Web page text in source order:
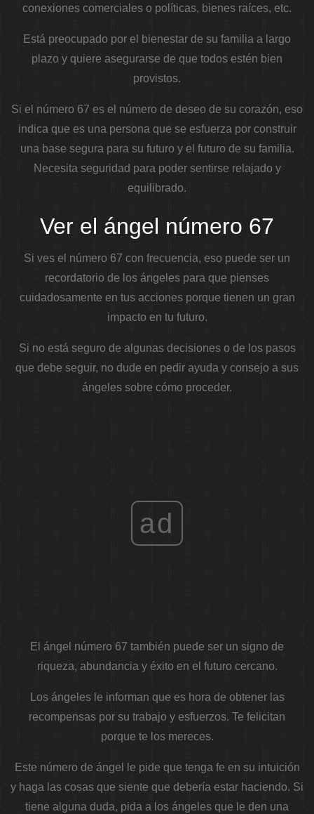
conexiones comerciales o políticas, bienes raíces, etc.
Está preocupado por el bienestar de su familia a largo
plazo y quiere asegurarse de que todos estén bien
provistos.
Si el número 67 es el número de deseo de su corazón, eso
indica que es una persona que se esfuerza por construir
una base segura para su futuro y el futuro de su familia.
Necesita seguridad para poder sentirse relajado y
equilibrado.
Ver el ángel número 67
Si ves el número 67 con frecuencia, eso puede ser un
recordatorio de los ángeles para que pienses
cuidadosamente en tus acciones porque tienen un gran
impacto en tu futuro.
Si no está seguro de algunas decisiones o de los pasos
que debe seguir, no dude en pedir ayuda y consejo a sus
ángeles sobre cómo proceder.
ad
El ángel número 67 también puede ser un signo de
riqueza, abundancia y éxito en el futuro cercano.
Los ángeles le informan que es hora de obtener las
recompensas por su trabajo y esfuerzos. Te felicitan
porque te los mereces.
Este número de ángel le pide que tenga fe en su intuición
y haga las cosas que siente que debería estar haciendo. Si
tiene alguna duda, pida a los ángeles que le den una